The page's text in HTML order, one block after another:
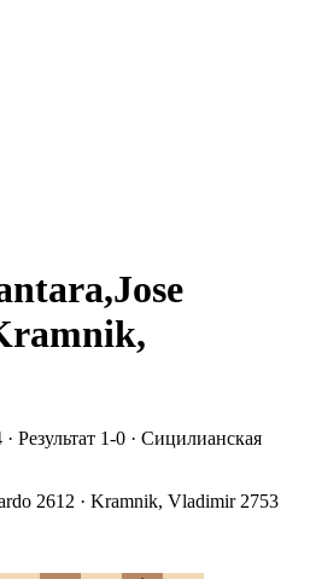
Результат 1-0 · Сицилианская
2612 · Kramnik, Vladimir 2753